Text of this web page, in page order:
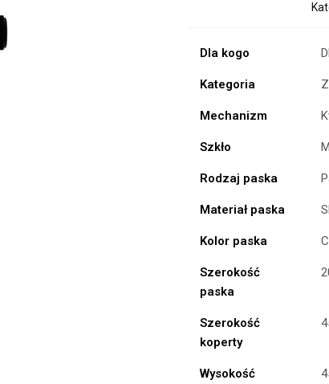
Dla kogo
Kategoria
Mechanizm
Szkło
Rodzaj paska
Materiał paska
Kolor paska
Szerokość
paska
Szerokość
koperty
Wysokość